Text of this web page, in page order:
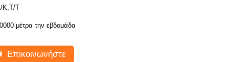
Κ,Τ/Τ
μέτρα την εβδομάδα
Επικοινωνήστε